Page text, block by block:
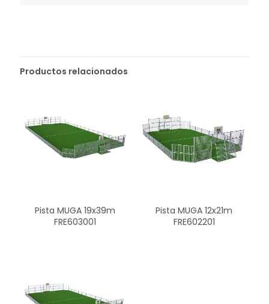
Productos relacionados
Pista MUGA 19x39m
FRE603001
Pista MUGA 12x21m
FRE602201